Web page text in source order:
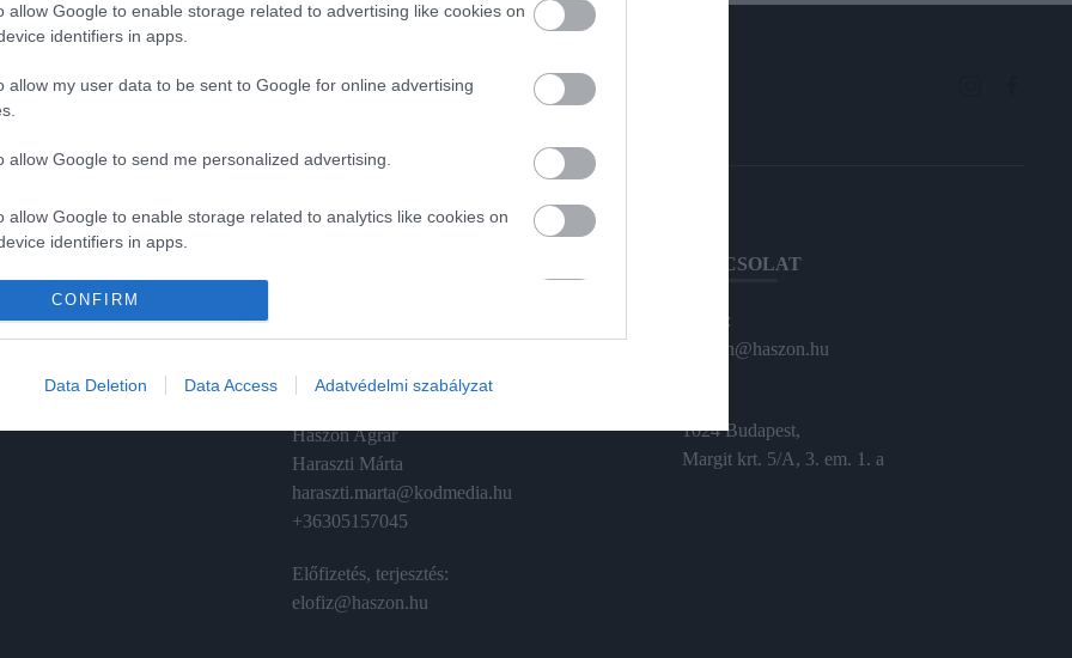
allow Google to enable storage related to advertising like cookies on
identifiers in apps.
allow my user data to be sent to Google for online advertising
allow Google to send me personalized advertising.
allow Google to enable storage related to analytics like cookies on
identifiers in apps.
allow Google to enable storage related to functionality of the website
functionality and fraud prevention, and other user protection.
CONFIRM
Data Deletion Data Access Adatvédelmi szabályzat
hirdetes@kodmedia.hu
Haszon Agrár
Haraszti Márta
haraszti.marta@kodmedia.hu
+36305157045
Előfizetés, terjesztés:
elofiz@haszon.hu
KAPCSOLAT
Email:
haszon@haszon.hu
1024 Budapest,
Margit krt. 5/A, 3. em. 1. a